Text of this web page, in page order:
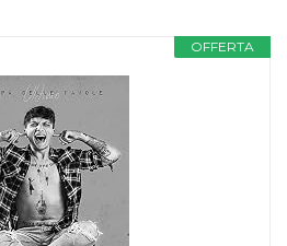
OFFERTA